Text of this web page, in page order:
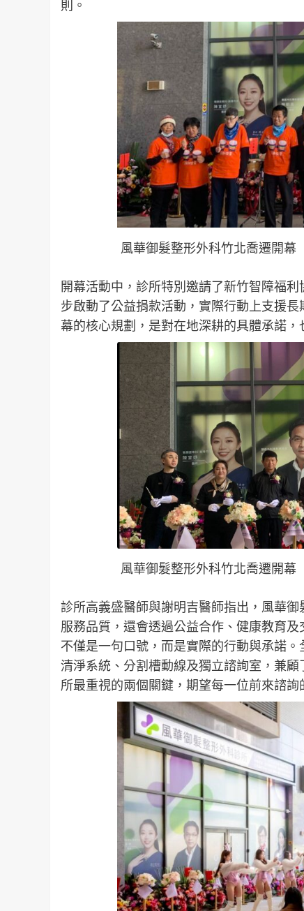
則。
風華御髮整形外科竹北喬遷開幕
開幕活動中，診所特別邀請了新竹智障福
步啟動了公益捐款活動，實際行動上支援
幕的核心規劃，是對在地深耕的具體承諾，
風華御髮整形外科竹北喬遷開幕
診所高義盛醫師與謝明吉醫師指出，風華
服務品質，還會透過公益合作、健康教育
不僅是一句口號，而是實際的行動與承諾
清淨系統、分割槽動線及獨立諮詢室，兼
所最重視的兩個關鍵，期望每一位前來諮